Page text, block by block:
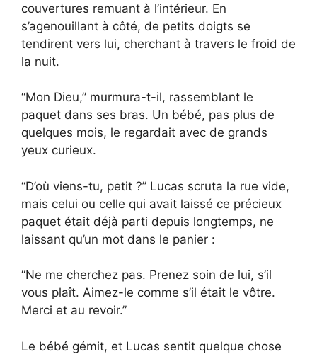
couvertures remuant à l’intérieur. En
s’agenouillant à côté, de petits doigts se
tendirent vers lui, cherchant à travers le froid de
la nuit.
“Mon Dieu,” murmura-t-il, rassemblant le
paquet dans ses bras. Un bébé, pas plus de
quelques mois, le regardait avec de grands
yeux curieux.
“D’où viens-tu, petit ?” Lucas scruta la rue vide,
mais celui ou celle qui avait laissé ce précieux
paquet était déjà parti depuis longtemps, ne
laissant qu’un mot dans le panier :
“Ne me cherchez pas. Prenez soin de lui, s’il
vous plaît. Aimez-le comme s’il était le vôtre.
Merci et au revoir.”
Le bébé gémit, et Lucas sentit quelque chose